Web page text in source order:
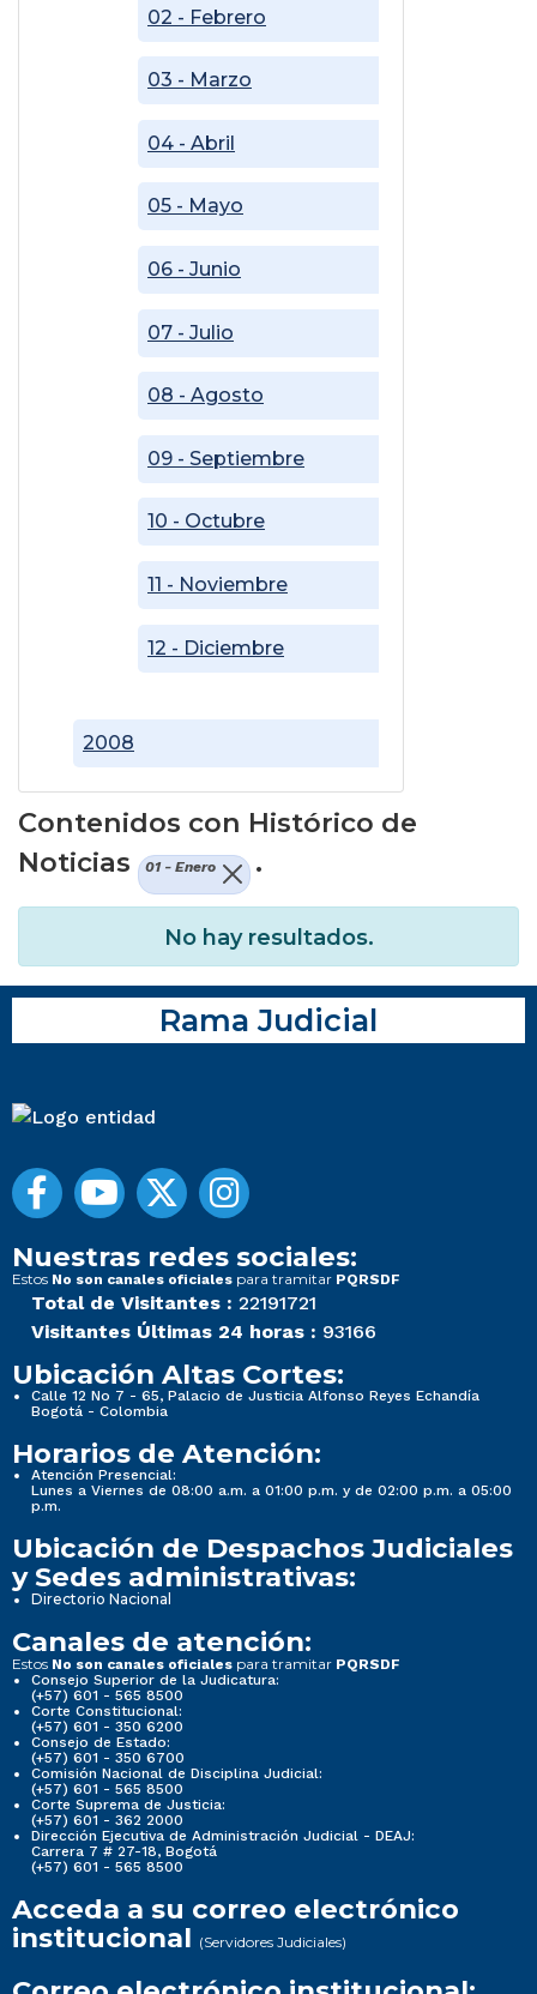
2008
02 - Febrero
03 - Marzo
04 - Abril
05 - Mayo
06 - Junio
07 - Julio
08 - Agosto
09 - Septiembre
10 - Octubre
11 - Noviembre
12 - Diciembre
Contenidos con Histórico de
Noticias
01 - Enero .
No hay resultados.
Rama Judicial
Nuestras redes sociales:
Estos No son canales oficiales para tramitar PQRSDF
Total de Visitantes : 22191721
Visitantes Últimas 24 horas : 93166
Ubicación Altas Cortes:
Calle 12 No 7 - 65, Palacio de Justicia Alfonso Reyes Echandía
Bogotá - Colombia
Horarios de Atención:
Atención Presencial:
Lunes a Viernes de 08:00 a.m. a 01:00 p.m. y de 02:00 p.m. a 05:00
p.m.
Ubicación de Despachos Judiciales
y Sedes administrativas:
Directorio Nacional
Canales de atención:
Estos No son canales oficiales para tramitar PQRSDF
Consejo Superior de la Judicatura:
(+57) 601 - 565 8500
Corte Constitucional:
(+57) 601 - 350 6200
Consejo de Estado:
(+57) 601 - 350 6700
Comisión Nacional de Disciplina Judicial:
(+57) 601 - 565 8500
Corte Suprema de Justicia:
(+57) 601 - 362 2000
Dirección Ejecutiva de Administración Judicial - DEAJ:
Carrera 7 # 27-18, Bogotá
(+57) 601 - 565 8500
Acceda a su correo electrónico
institucional (Servidores Judiciales)